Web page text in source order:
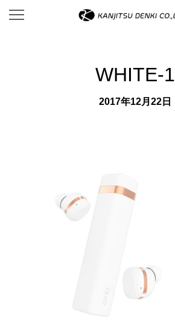
WHITE-1
2017年12月22日